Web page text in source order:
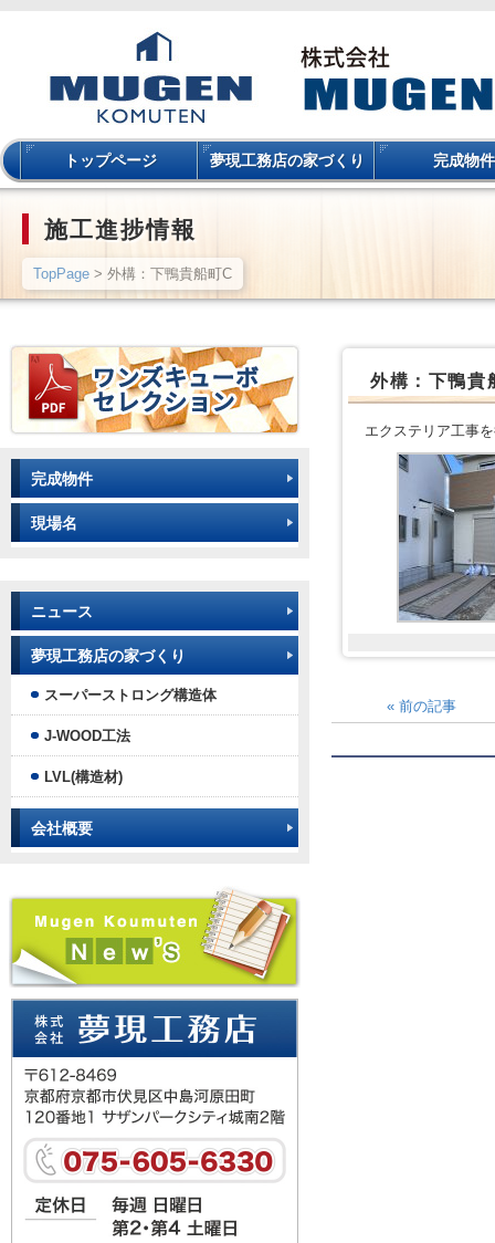
トップページ 夢現工務店の家づくり 完成物件
施工進捗情報
TopPage > 外構：下鴨貴船町C
外構：下鴨貴
エクステリア工事
« 前の記事
完成物件
現場名
ニュース
夢現工務店の家づくり
スーパーストロング構造体
J-WOOD工法
LVL(構造材)
会社概要